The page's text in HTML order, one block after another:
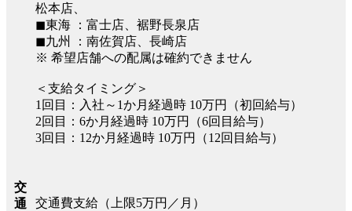
松本店、
◼︎東海 ：富士店、裾野長泉店
◼︎九州 ：南佐賀店、長崎店
※ 希望店舗への配属は確約できません
＜支給タイミング＞
1回目：入社～1か月経過時 10万円（初回給与）
2回目：6か月経過時 10万円（6回目給与）
3回目：12か月経過時 10万円（12回目給与）
交
通
交通費支給（上限5万円／月）